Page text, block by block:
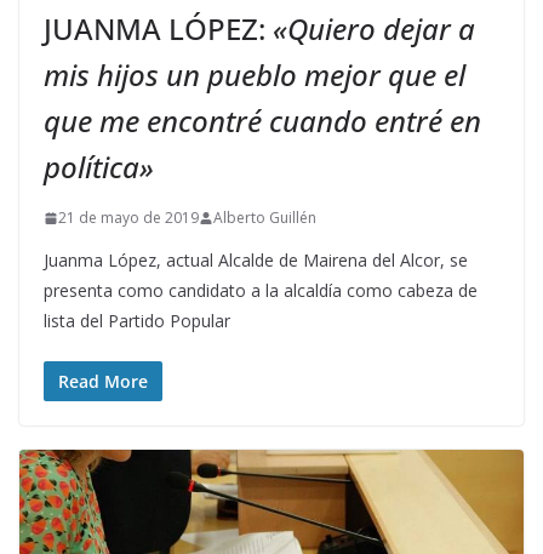
JUANMA LÓPEZ: «Quiero dejar a
mis hijos un pueblo mejor que el
que me encontré cuando entré en
política»
21 de mayo de 2019 Alberto Guillén
Juanma López, actual Alcalde de Mairena del Alcor, se
presenta como candidato a la alcaldía como cabeza de
lista del Partido Popular
Read More